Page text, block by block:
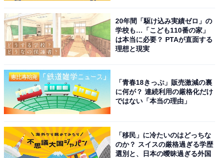
全5種のトールマグ付きメニュー！ トールマグ全4
種が手に入る「コンプリートパック」も
販売されるのはトールマグ全4種が手に入る「コンプリ
ートパック」を含む全5種類のメニューです。「コンプ
リートパック」は例年予約の時点で完売する人気商品に
なっているので、早めの予約が必要になります。
■「スヌーピートールマグつき サンドセット」税込1250
円
20年間「駆け込み実績ゼロ」の
学校も…「こども110番の家」
は本当に必要？ PTAが直面する
理想と現実
「青春18きっぷ」販売激減の裏
に何が？ 連続利用の厳格化だけ
ではない「本当の理由」
「移民」に冷たいのはどっちな
のか？ スイスの厳格過ぎる学歴
選別と、日本の曖昧過ぎる外国